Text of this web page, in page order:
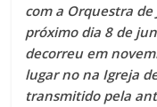
com a Orquestra de
próximo dia 8 de
decorreu em
lugar no na Igreja
transmitido pela